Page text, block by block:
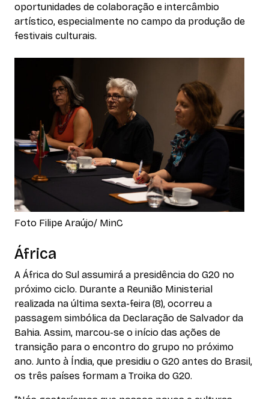
oportunidades de colaboração e intercâmbio
artístico, especialmente no campo da produção de
festivais culturais.
Foto Filipe Araújo/ MinC
África
A África do Sul assumirá a presidência do G20 no
próximo ciclo. Durante a Reunião Ministerial
realizada na última sexta-feira (8), ocorreu a
passagem simbólica da Declaração de Salvador da
Bahia. Assim, marcou-se o início das ações de
transição para o encontro do grupo no próximo
ano. Junto à Índia, que presidiu o G20 antes do Brasil,
os três países formam a Troika do G20.